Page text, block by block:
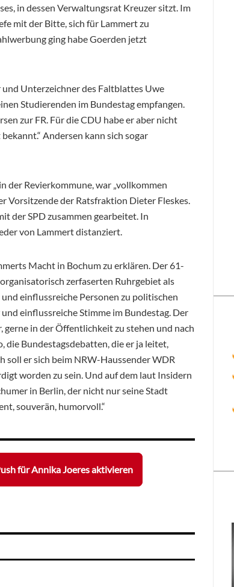
in dessen Verwaltungsrat Kreuzer sitzt. Im
mit der Bitte, sich für Lammert zu
ging habe Goerden jetzt
Unterzeichner des Faltblattes Uwe
Studierenden im Bundestag empfangen.
zur FR. Für die CDU habe er aber nicht
Andersen kann sich sogar
der Revierkommune, war „vollkommen
Vorsitzende der Ratsfraktion Dieter Fleskes.
der SPD zusammen gearbeitet. In
von Lammert distanziert.
Macht in Bochum zu erklären. Der 61-
zerfaserten Ruhrgebiet als
einflussreiche Personen zu politischen
einflussreiche Stimme im Bundestag. Der
in der Öffentlichkeit zu stehen und nach
die Bundestagsdebatten, die er ja leitet,
soll er sich beim NRW-Haussender WDR
worden zu sein. Und auf dem laut Insidern
in Berlin, der nicht nur seine Stadt
souverän, humorvoll.“
für Annika Joeres aktivieren